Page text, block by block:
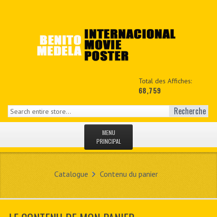
Total des Affiches:
68,759
Recherche
MENU
PRINCIPAL
MON COPTE
Catalogue Contenu du panier